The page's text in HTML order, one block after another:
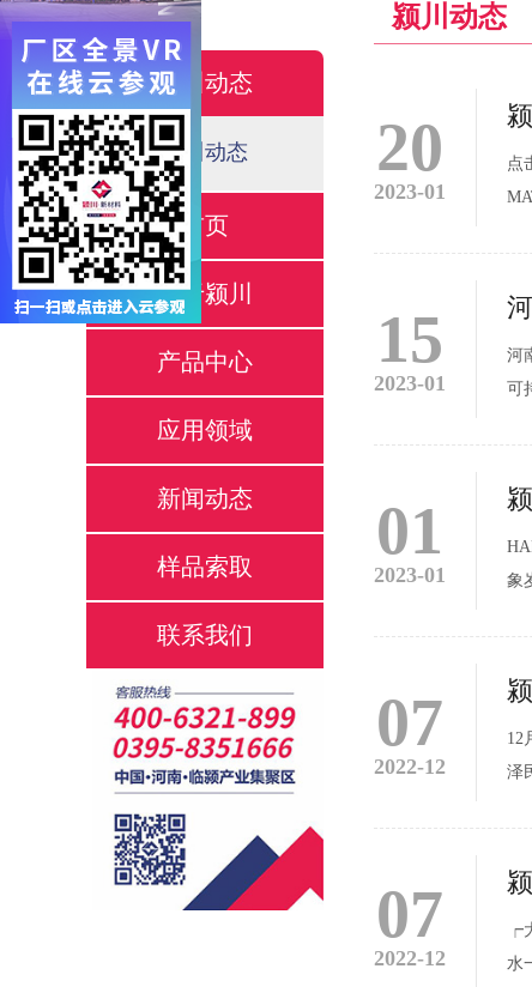
颍川动态
颍川动态
首页
关于颍川
产品中心
应用领域
新闻动态
样品索取
联系我们
颍川动态
20
2023-01
点
15
2023-01
河
可
01
2023-01
象
07
2022-12
12
泽
07
2022-12
┍
水